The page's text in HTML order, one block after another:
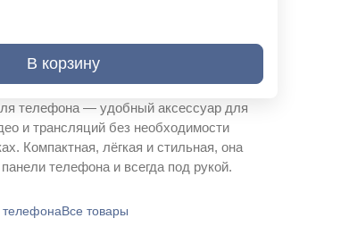
В корзину
телефона — удобный аксессуар для
и трансляций без необходимости
Компактная, лёгкая и стильная, она
телефона и всегда под рукой.
телефонаВсе товары